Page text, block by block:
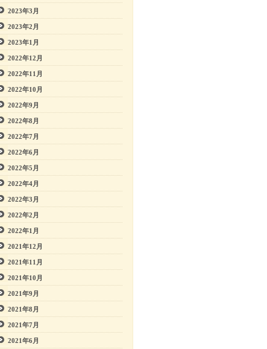
2023年3月
2023年2月
2023年1月
2022年12月
2022年11月
2022年10月
2022年9月
2022年8月
2022年7月
2022年6月
2022年5月
2022年4月
2022年3月
2022年2月
2022年1月
2021年12月
2021年11月
2021年10月
2021年9月
2021年8月
2021年7月
2021年6月